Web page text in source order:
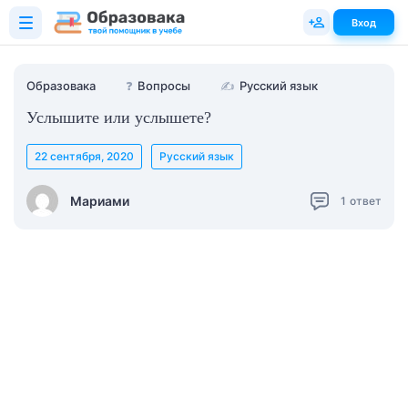
Образовака ❓ Вопросы ✍ Русский язык
Услышите или услышете?
Мариами
22 сентября, 2020 Русский язык
1 ответ
Вход